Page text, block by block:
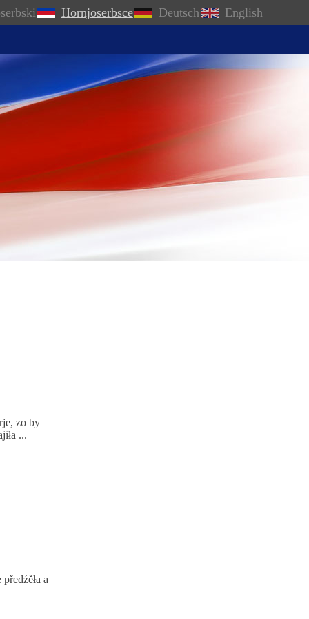
Hornjoserbsce Deutsch English
zo by
...
a